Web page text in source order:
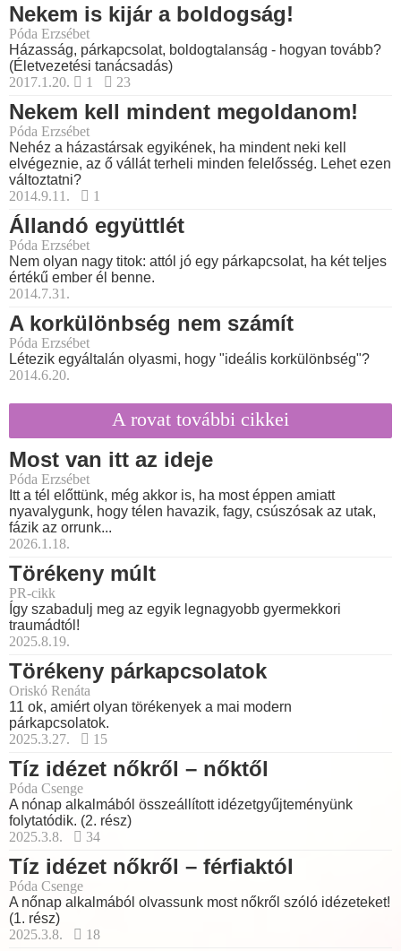
Nekem is kijár a boldogság!
Póda Erzsébet
Házasság, párkapcsolat, boldogtalanság - hogyan tovább?
(Életvezetési tanácsadás)
2017.1.20.
1 23
Nekem kell mindent megoldanom!
Póda Erzsébet
Nehéz a házastársak egyikének, ha mindent neki kell
elvégeznie, az ő vállát terheli minden felelősség. Lehet ezen
változtatni?
2014.9.11.
1
Állandó együttlét
Póda Erzsébet
Nem olyan nagy titok: attól jó egy párkapcsolat, ha két teljes
értékű ember él benne.
2014.7.31.
A korkülönbség nem számít
Póda Erzsébet
Létezik egyáltalán olyasmi, hogy "ideális korkülönbség"?
2014.6.20.
A rovat további cikkei
Most van itt az ideje
Póda Erzsébet
Itt a tél előttünk, még akkor is, ha most éppen amiatt
nyavalygunk, hogy télen havazik, fagy, csúszósak az utak,
fázik az orrunk...
2026.1.18.
Törékeny múlt
PR-cikk
Így szabadulj meg az egyik legnagyobb gyermekkori
traumádtól!
2025.8.19.
Törékeny párkapcsolatok
Oriskó Renáta
11 ok, amiért olyan törékenyek a mai modern
párkapcsolatok.
2025.3.27.
15
Tíz idézet nőkről – nőktől
Póda Csenge
A nónap alkalmából összeállított idézetgyűjteményünk
folytatódik. (2. rész)
2025.3.8.
34
Tíz idézet nőkről – férfiaktól
Póda Csenge
A nőnap alkalmából olvassunk most nőkről szóló idézeteket!
(1. rész)
2025.3.8.
18